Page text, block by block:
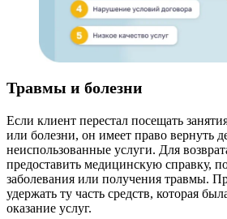
Травмы и болезни
Если клиент перестал посещать
или болезни, он имеет право вернуть
неиспользованные услуги. Для
предоставить медицинскую справку,
заболевания или получения травмы.
удержать ту часть средств, которая
оказание услуг.